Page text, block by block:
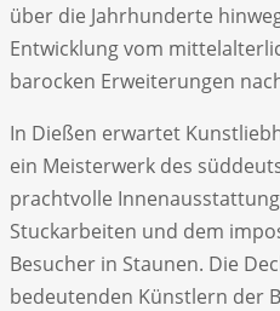
über die Jahrhunderte
Entwicklung vom
barocken Erweiterungen
In Dießen erwartet
ein Meisterwerk des
prachtvolle
Stuckarbeiten und dem
Besucher in Staunen. Die
bedeutenden Künstlern der